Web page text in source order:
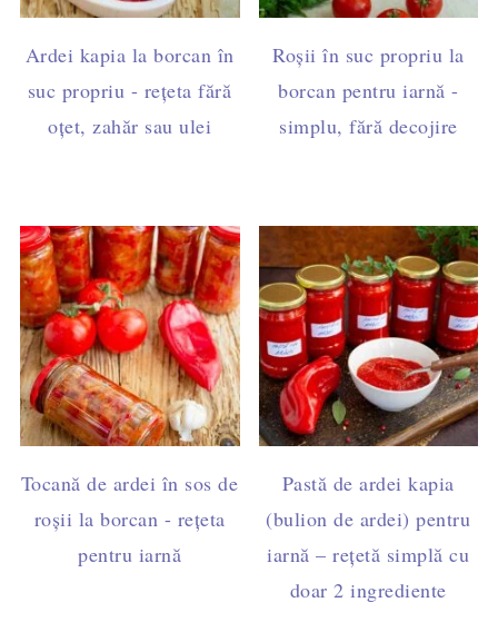
Ardei kapia la borcan în
suc propriu - rețeta fără
oțet, zahăr sau ulei
Roșii în suc propriu la
borcan pentru iarnă -
simplu, fără decojire
Tocană de ardei în sos de
roșii la borcan - rețeta
pentru iarnă
Pastă de ardei kapia
(bulion de ardei) pentru
iarnă – rețetă simplă cu
doar 2 ingrediente